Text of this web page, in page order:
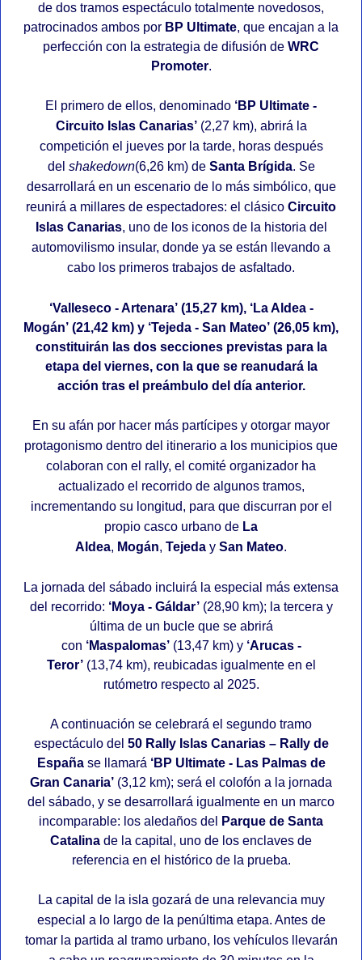
de dos tramos espectáculo totalmente novedosos,
patrocinados ambos por BP Ultimate, que encajan a la
perfección con la estrategia de difusión de WRC
Promoter.
El primero de ellos, denominado ‘BP Ultimate -
Circuito Islas Canarias’ (2,27 km), abrirá la
competición el jueves por la tarde, horas después
del shakedown(6,26 km) de Santa Brígida. Se
desarrollará en un escenario de lo más simbólico, que
reunirá a millares de espectadores: el clásico Circuito
Islas Canarias, uno de los iconos de la historia del
automovilismo insular, donde ya se están llevando a
cabo los primeros trabajos de asfaltado.
‘Valleseco - Artenara’ (15,27 km), ‘La Aldea -
Mogán’ (21,42 km) y ‘Tejeda - San Mateo’ (26,05 km),
constituirán las dos secciones previstas para la
etapa del viernes, con la que se reanudará la
acción tras el preámbulo del día anterior.
En su afán por hacer más partícipes y otorgar mayor
protagonismo dentro del itinerario a los municipios que
colaboran con el rally, el comité organizador ha
actualizado el recorrido de algunos tramos,
incrementando su longitud, para que discurran por el
propio casco urbano de La
Aldea, Mogán, Tejeda y San Mateo.
La jornada del sábado incluirá la especial más extensa
del recorrido: ‘Moya - Gáldar’ (28,90 km); la tercera y
última de un bucle que se abrirá
con ‘Maspalomas’ (13,47 km) y ‘Arucas -
Teror’ (13,74 km), reubicadas igualmente en el
rutómetro respecto al 2025.
A continuación se celebrará el segundo tramo
espectáculo del 50 Rally Islas Canarias – Rally de
España se llamará ‘BP Ultimate - Las Palmas de
Gran Canaria’ (3,12 km); será el colofón a la jornada
del sábado, y se desarrollará igualmente en un marco
incomparable: los aledaños del
Parque de Santa
Catalina de la capital, uno de los enclaves de
referencia en el histórico de la prueba.
La capital de la isla gozará de una relevancia muy
especial a lo largo de la penúltima etapa. Antes de
tomar la partida al tramo urbano, los vehículos llevarán